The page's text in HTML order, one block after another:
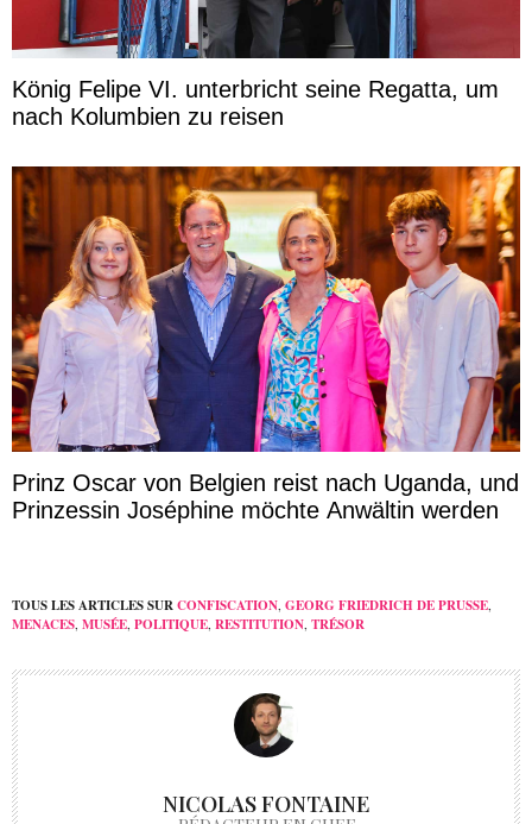
König Felipe VI. unterbricht seine Regatta, um
nach Kolumbien zu reisen
Prinz Oscar von Belgien reist nach Uganda, und
Prinzessin Joséphine möchte Anwältin werden
TOUS LES ARTICLES SURCONFISCATION, GEORG FRIEDRICH DE PRUSSE,
MENACES, MUSÉE, POLITIQUE, RESTITUTION, TRÉSOR
NICOLAS FONTAINE